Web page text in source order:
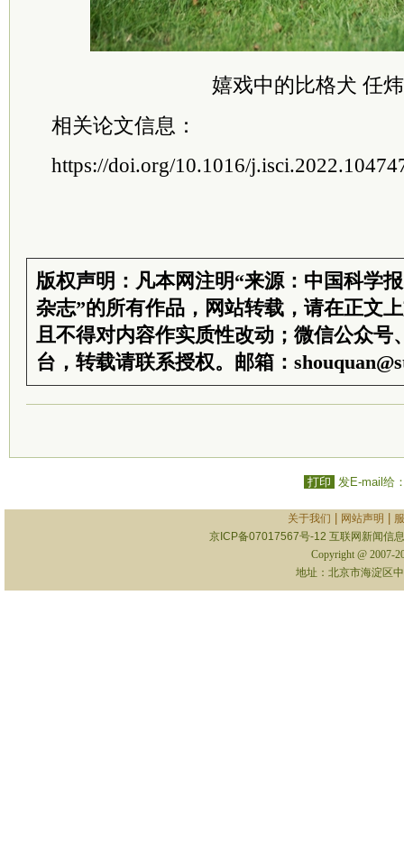
嬉戏中的比格犬 任
相关论文信息：
https://doi.org/10.1016/
版权声明：凡本网注明“来源：中国科学
杂志”的所有作品，网站转载，请在正文
且不得对内容作实质性改动；微信公众号
台，转载请联系授权。邮箱：
打印 发E-mail给
关于我们 网站声明
京ICP备07017567号-12 互联网新闻信
Copyright @ 2007-
地址：北京市海淀区